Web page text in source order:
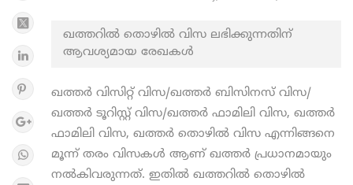
ഖത്തറിൽ തൊഴിൽ വിസ ലഭിക്കുന്നതിന്
ആവശ്യമായ രേഖകൾ
ഖത്തര്‍ വിസിറ്റ് വിസ/ഖത്തര്‍ ബിസിനസ്‌ വിസ/
ഖത്തര്‍ ടൂറിസ്റ്റ് വിസ/ഖത്തര്‍ ഫാമിലി വിസ, ഖത്തര്‍
ഫാമിലി വിസ, ഖത്തര്‍ തൊഴില്‍ വിസ എന്നിങ്ങനെ
മൂന്ന് തരം വിസകൾ ആണ് ഖത്തർ പ്രധാനമായും
നൽകിവരുന്നത്. ഇതിൽ ഖത്തറിൽ തൊഴിൽ